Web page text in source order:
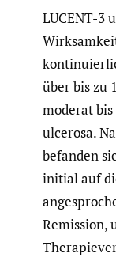
LUCENT-3
über bis zu
moderat
ulcerosa.
befanden
initial auf
Remission,